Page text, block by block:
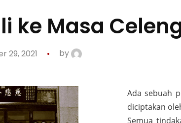
ke Masa
29, 2021 by
Ada sebuah
diciptakan
Semua